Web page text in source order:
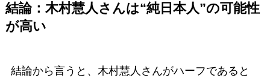
結論：木村慧人さんは“純日本人”の可能性
が高い
結論から言うと、木村慧人さんがハーフであると